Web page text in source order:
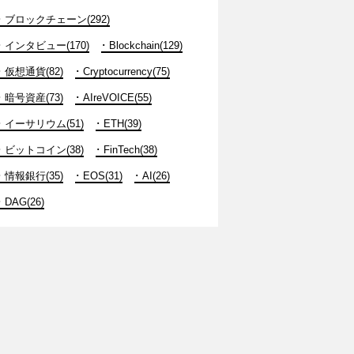
ブロックチェーン(292)
インタビュー(170) Blockchain(129)
仮想通貨(82) Cryptocurrency(75)
暗号資産(73) AIreVOICE(55)
イーサリウム(51) ETH(39)
ビットコイン(38) FinTech(38)
情報銀行(35) EOS(31) AI(26)
DAG(26)